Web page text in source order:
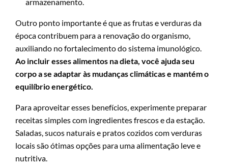
Outro ponto importante é que as frutas e verduras da
época contribuem para a renovação do organismo,
auxiliando no fortalecimento do sistema imunológico.
Ao incluir esses alimentos na dieta, você ajuda seu
corpo a se adaptar às mudanças climáticas e mantém o
equilíbrio energético.
Para aproveitar esses benefícios, experimente preparar
receitas simples com ingredientes frescos e da estação.
Saladas, sucos naturais e pratos cozidos com verduras
locais são ótimas opções para uma alimentação leve e
nutritiva.